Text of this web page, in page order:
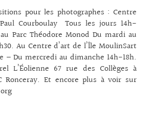
pour les photographes : Centre
Courboulay Tous les jours 14h-
Parc Théodore Monod Du mardi au
Au Centre d’art de l’Île MoulinSart
– Du mercredi au dimanche 14h-18h.
L’Éolienne 67 rue des Collèges à
Ronceray. Et encore plus à voir sur